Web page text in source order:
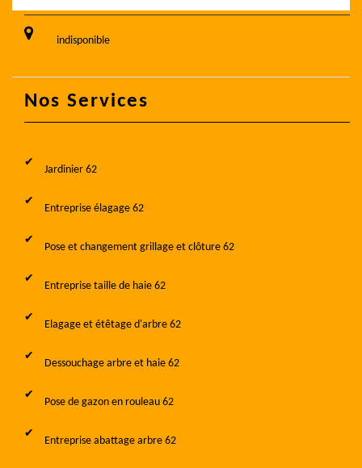
indisponible
Nos Services
Jardinier 62
Entreprise élagage 62
Pose et changement grillage et clôture 62
Entreprise taille de haie 62
Elagage et étêtage d'arbre 62
Dessouchage arbre et haie 62
Pose de gazon en rouleau 62
Entreprise abattage arbre 62